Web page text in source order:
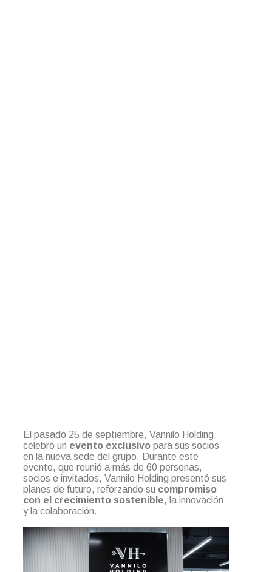
El pasado 25 de septiembre, Vannilo Holding
celebró un evento exclusivo para sus socios
en la nueva sede del grupo. Durante este
evento, que reunió a más de 60 personas,
socios e invitados, Vannilo Holding presentó sus
planes de futuro, reforzando su compromiso
con el crecimiento sostenible, la innovación
y la colaboración.